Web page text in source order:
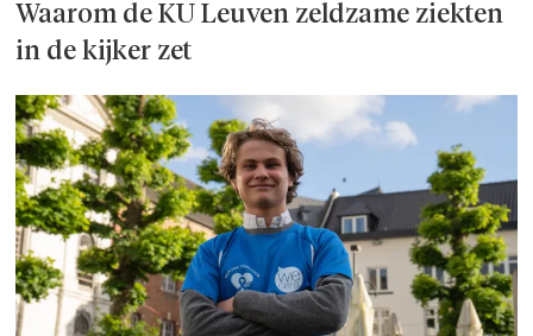
Waarom de KU Leuven zeldzame ziekten
in de kijker zet